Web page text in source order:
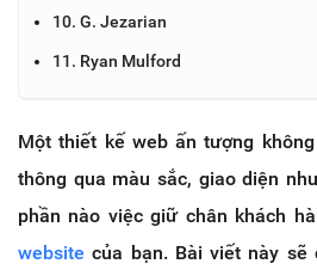
10. G. Jezarian
11. Ryan Mulford
Một thiết kế web ấn tượng
thông qua màu sắc, giao diện
phần nào việc giữ chân khách
website của bạn. Bài viết này sẽ